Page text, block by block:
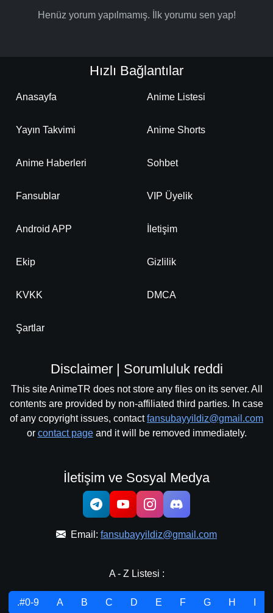
Henüz yorum yapılmamış. İlk yorumu sen yap!
Hızlı Bağlantılar
Anasayfa Anime Listesi
Yayın Takvimi Anime Shorts
Anime Haberleri Sohbet
Fansublar VIP Üyelik
Android APP İletişim
Ekip Gizlilik
KVKK DMCA
Şartlar
Disclaimer | Sorumluluk reddi
This site AnimeTR does not store any files on its server. All
contents are provided by non-affiliated third parties. In case
of any copyright issues, contactfansubayyildiz@gmail.com
or contact pageand it will be removed immediately.
İletişim ve Sosyal Medya
Email: fansubayyildiz@gmail.com
A - Z Listesi :
.#0-9 A B C D E F G H